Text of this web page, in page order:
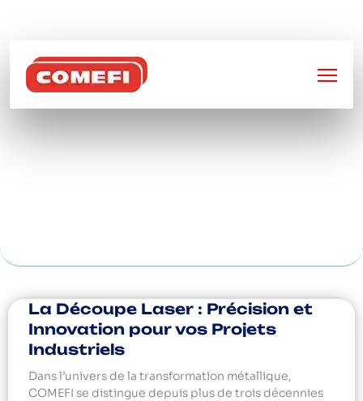
USINAGE SUR
La Découpe Laser : Précision et
Innovation pour vos Projets
Industriels
Dans l’univers de la transformation métallique,
COMEFI se distingue depuis plus de trois décennies